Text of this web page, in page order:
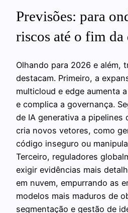
Previsões: para
riscos até o fim da
Olhando para 2026 e além,
destacam. Primeiro, a
multicloud e edge aumenta
e complica a governança.
de IA generativa a pipelines
cria novos vetores, como
código inseguro ou
Terceiro, reguladores
exigir evidências mais
em nuvem, empurrando as
modelos mais maduros de
segmentação e gestão de